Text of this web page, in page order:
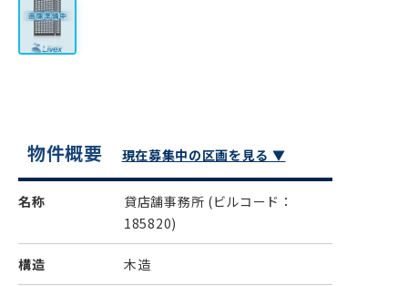
物件概要 現在募集中の区画を見る ▼
名称 貸店舗事務所 (ビルコード：
185820)
構造 木造